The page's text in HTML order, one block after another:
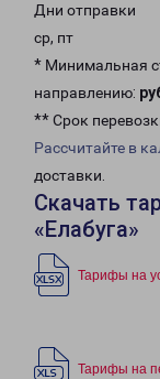
Дни отправки
ср, пт
* Минимальная
направлению:
** Срок
Рассчитайте в
доставки.
Скачать
«Елабуга»
Тарифы на
Тарифы на